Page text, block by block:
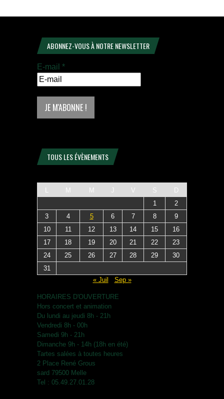
ABONNEZ-VOUS À NOTRE NEWSLETTER
E-mail *
TOUS LES ÉVÈNEMENTS
L M M J V S
D
1
2
3
4 5 6 7 8
9
10
11 12 13 14 15
16
17
18 19 20 21 22
23
24
25 26 27 28 29
30
31
« Juil
Sep »
HORAIRES D'OUVERTURE
Hors concert et animation
Du lundi au jeudi 8h - 21h
Vendredi 8h - 00h
Samedi 9h - 21h
Dimanche 9h - 14h (18h en été)
Tartes salées à toutes heures
2 Place René Grous
sard 79500 Melle
Tel : 05.49.27.01.28